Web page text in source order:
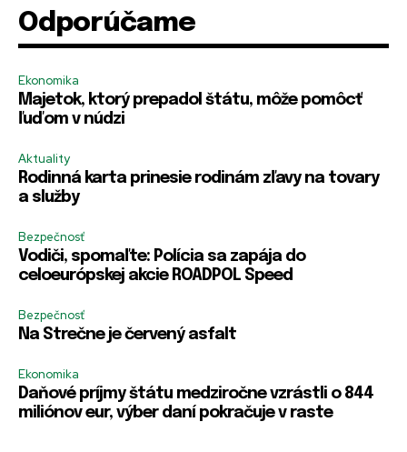
R
e
e
m
b
e
H
e
s
l
R
e
e
m
b
m
e
Zapamätať si ma
a
i
l
-
m
a
R
e
e
m
b
m
e
Zapamätať si ma
Odporúčame
Ekonomika
Majetok, ktorý prepadol štátu, môže pomôcť
ľuďom v núdzi
Aktuality
Rodinná karta prinesie rodinám zľavy na tovary
a služby
Bezpečnosť
Vodiči, spomaľte: Polícia sa zapája do
celoeurópskej akcie ROADPOL Speed
Bezpečnosť
Na Strečne je červený asfalt
Ekonomika
Daňové príjmy štátu medziročne vzrástli o 844
miliónov eur, výber daní pokračuje v raste